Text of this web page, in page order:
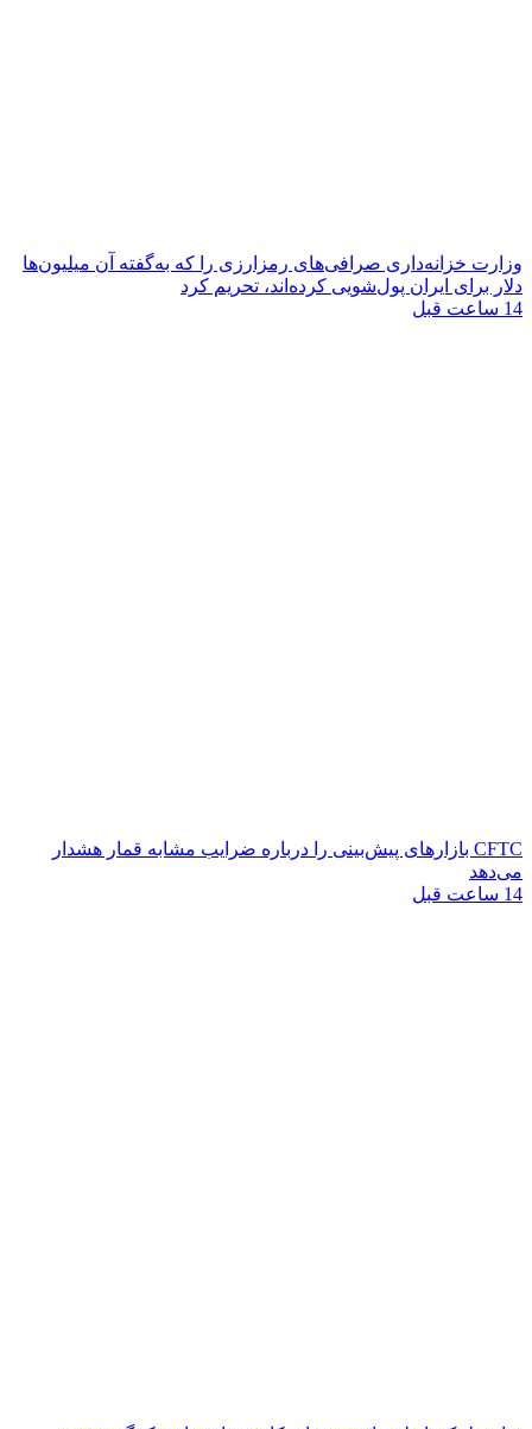
وزارت خزانه‌داری صرافی‌های رمزارزی را که به‌گفته آن میلیون‌ها
دلار برای ایران پول‌شویی کرده‌اند، تحریم کرد
14 ساعت قبل
CFTC بازارهای پیش‌بینی را درباره ضرایب مشابه قمار هشدار
می‌دهد
14 ساعت قبل